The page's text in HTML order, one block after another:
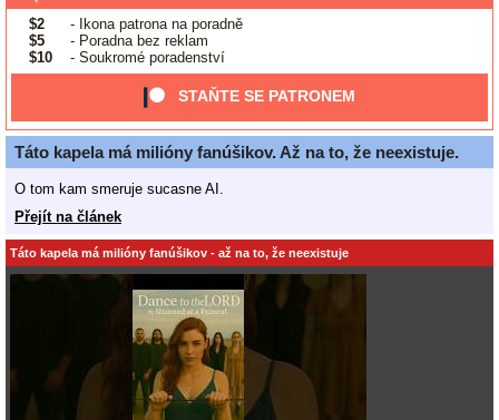
$2
- Ikona patrona na poradně
$5
- Poradna bez reklam
$10
- Soukromé poradenství
STAŇTE SE PATRONEM
Táto kapela má milióny fanúšikov. Až na to, že neexistuje.
O tom kam smeruje sucasne AI.
Přejít na článek
Táto kapela má milióny fanúšikov - až na to, že neexistuje